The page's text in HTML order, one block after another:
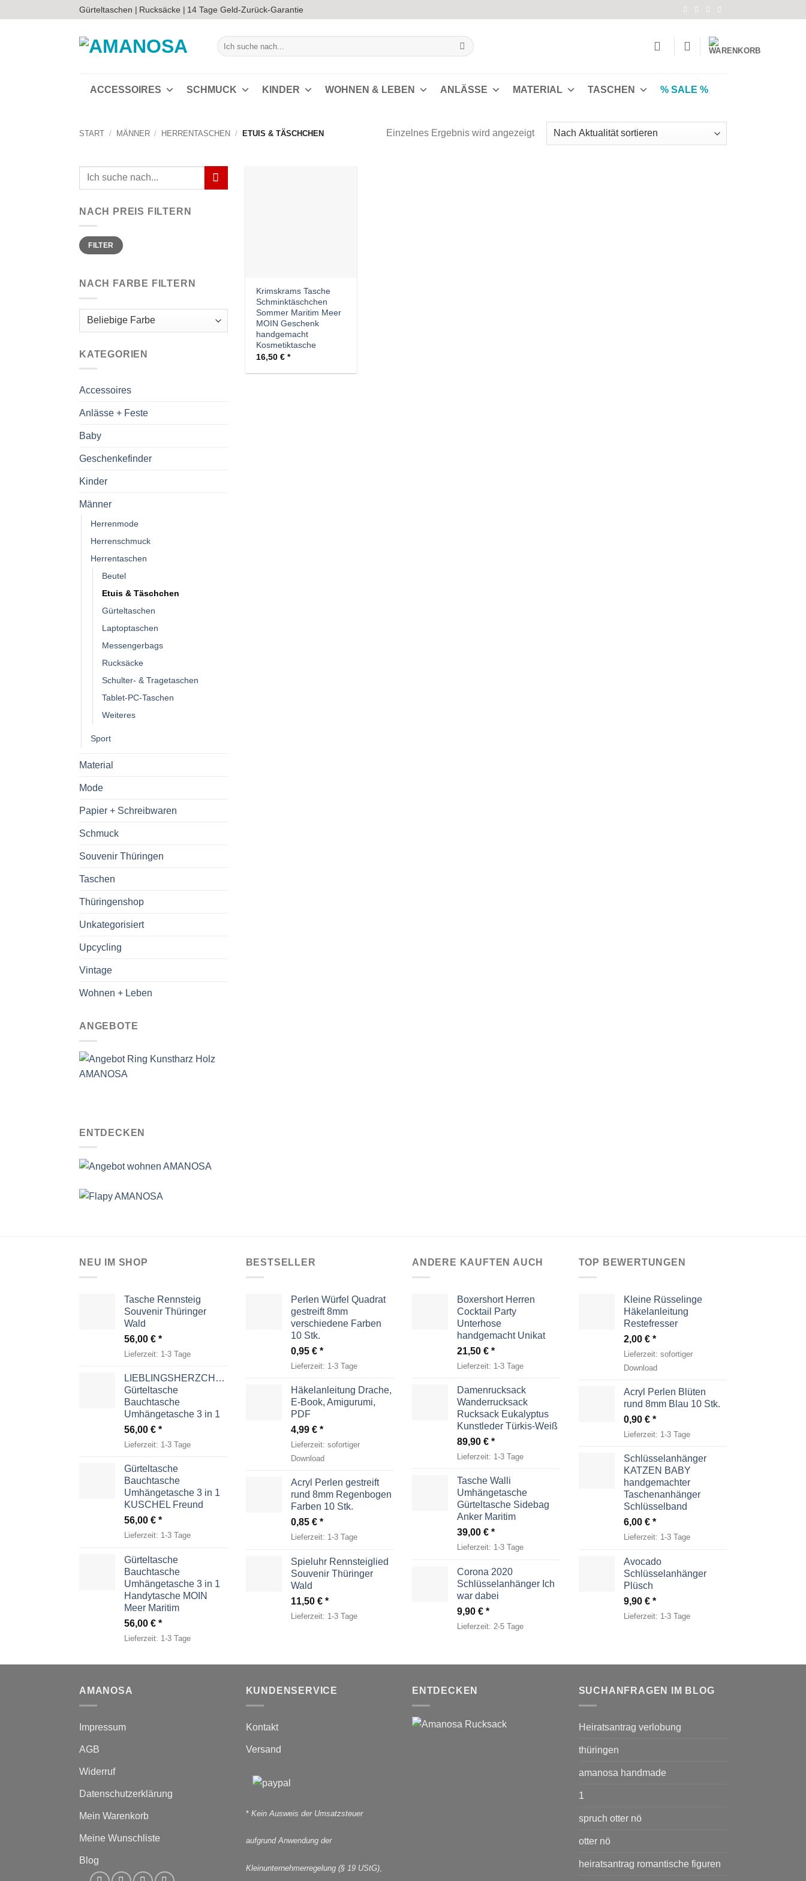
Inhalt
Gürteltaschen | Rucksäcke | 14 Tage Geld-Zurück-Garantie
Suchen
nach:
ACCESSOIRES SCHMUCK KINDER WOHNEN & LEBEN ANLÄSSE MATERIAL TASCHEN % SALE %
START / MÄNNER / HERRENTASCHEN / ETUIS & TÄSCHCHEN Einzelnes Ergebnis wird angezeigt
Suchen
NACH PREIS FILTERN
Min.
Preis
Max.
PreisFILTER
NACH FARBE FILTERN
KATEGORIEN
Accessoires
Anlässe + Feste
Baby
Geschenkefinder
Kinder
Männer
Herrenmode
Herrenschmuck
Herrentaschen
Beutel
Etuis & Täschchen
Gürteltaschen
Laptoptaschen
Messengerbags
Rucksäcke
Schulter- & Tragetaschen
Tablet-PC-Taschen
Weiteres
Sport
Material
Mode
Papier + Schreibwaren
Schmuck
Souvenir Thüringen
Taschen
Thüringenshop
Unkategorisiert
Upcycling
Vintage
Wohnen + Leben
ANGEBOTE
ENTDECKEN
Krimskrams Tasche
Schminktäschchen
Sommer Maritim Meer
MOIN Geschenk
handgemacht
Kosmetiktasche
16,50 €
NEU IM SHOP
Tasche Rennsteig
Souvenir Thüringer
Wald
56,00 €
Lieferzeit: 1-3 Tage
LIEBLINGSHERZCHEN
Gürteltasche
Bauchtasche
Umhängetasche 3 in 1
56,00 €
Lieferzeit: 1-3 Tage
Gürteltasche
Bauchtasche
Umhängetasche 3 in 1
KUSCHEL Freund
56,00 €
Lieferzeit: 1-3 Tage
Gürteltasche
Bauchtasche
Umhängetasche 3 in 1
Handytasche MOIN
Meer Maritim
56,00 €
Lieferzeit: 1-3 Tage
BESTSELLER
Perlen Würfel Quadrat
gestreift 8mm
verschiedene Farben
10 Stk.
0,95 €
Lieferzeit: 1-3 Tage
Häkelanleitung Drache,
E-Book, Amigurumi,
PDF
4,99 €
Lieferzeit: sofortiger
Download
Acryl Perlen gestreift
rund 8mm Regenbogen
Farben 10 Stk.
0,85 €
Lieferzeit: 1-3 Tage
Spieluhr Rennsteiglied
Souvenir Thüringer
Wald
11,50 €
Lieferzeit: 1-3 Tage
ANDERE KAUFTEN AUCH
Boxershort Herren
Cocktail Party
Unterhose
handgemacht Unikat
21,50 €
Lieferzeit: 1-3 Tage
Damenrucksack
Wanderrucksack
Rucksack Eukalyptus
Kunstleder Türkis-Weiß
89,90 €
Lieferzeit: 1-3 Tage
Tasche Walli
Umhängetasche
Gürteltasche Sidebag
Anker Maritim
39,00 €
Lieferzeit: 1-3 Tage
Corona 2020
Schlüsselanhänger Ich
war dabei
9,90 €
Lieferzeit: 2-5 Tage
TOP BEWERTUNGEN
Kleine Rüsselinge
Häkelanleitung
Restefresser
2,00 €
Lieferzeit: sofortiger
Download
Acryl Perlen Blüten
rund 8mm Blau 10 Stk.
0,90 €
Lieferzeit: 1-3 Tage
Schlüsselanhänger
KATZEN BABY
handgemachter
Taschenanhänger
Schlüsselband
6,00 €
Lieferzeit: 1-3 Tage
Avocado
Schlüsselanhänger
Plüsch
9,90 €
Lieferzeit: 1-3 Tage
AMANOSA
Impressum
AGB
Widerruf
Datenschutzerklärung
Mein Warenkorb
Meine Wunschliste
Blog
KUNDENSERVICE
Kontakt
Versand
* Kein Ausweis der Umsatzsteuer
aufgrund Anwendung der
Kleinunternehmerregelung (§ 19 UStG),
ENTDECKEN SUCHANFRAGEN IM BLOG
Heiratsantrag verlobung
thüringen
amanosa handmade
1
spruch otter nö
otter nö
heiratsantrag romantische figuren